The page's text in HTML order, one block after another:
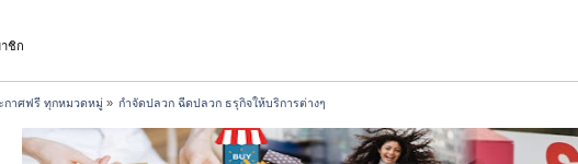
ชิก
กาศฟรี ทุกหมวดหมู่» กำจัดปลวก ฉีดปลวก ธรุกิจให้บริการต่างๆ